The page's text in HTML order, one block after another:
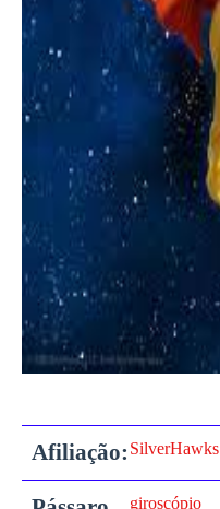
Afiliação: SilverHawks
giroscópio